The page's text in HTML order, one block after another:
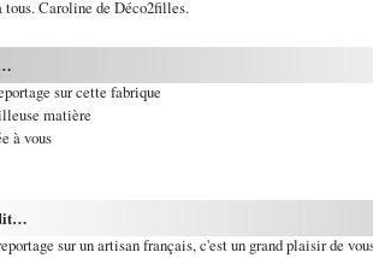
tous. Caroline de Déco2filles.
sur cette fabrique
matière
à vous
sur un artisan français, c'est un grand plaisir de